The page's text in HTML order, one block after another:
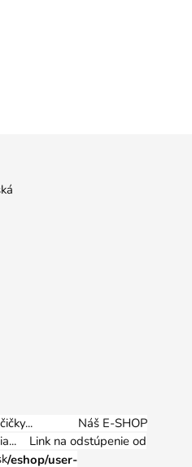
ručičky... Náš E-SHOP
Link na odstúpenie od
/eshop/user-